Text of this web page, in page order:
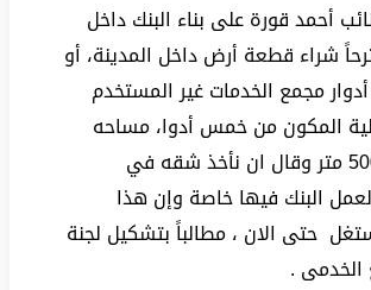
أحمد قورة على بناء البنك داخل
شراء قطعة أرض داخل المدينة، أو
مجمع الخدمات غير المستخدم
المكون من خمس أدوا، مساحه
الدور الواحد500 متر وقال ان نأخذ شقه في
البنك فيها خاصة وإن هذا
حتى الان ، مطالباً بتشكيل لجنة
الخدمى .